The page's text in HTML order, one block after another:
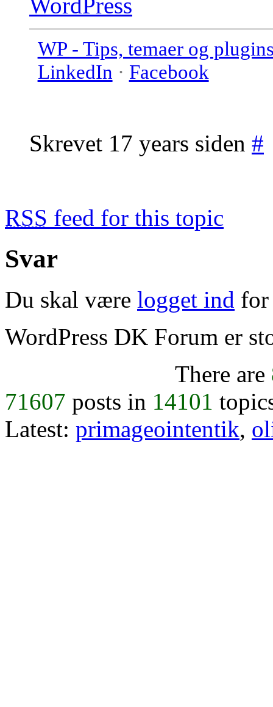
WP - Tips, temaer og
LinkedIn · Facebook
Skrevet 17 years siden #
RSS feed for this topic
Svar
Du skal være logget ind for
WordPress DK Forum er
There are
71607 posts in 14101
Latest: primageointentik,